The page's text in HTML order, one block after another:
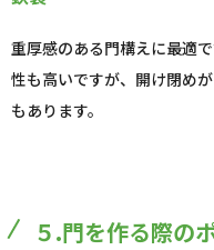
重厚感のある門構えに最適
性も高いですが、開け閉め
もあります。
５.門を作る際の